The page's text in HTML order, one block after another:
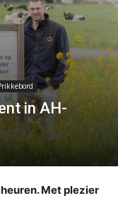
in AH-
Met plezier